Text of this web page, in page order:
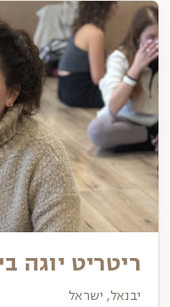
ריטריט יוגה
יבנאל, ישראל